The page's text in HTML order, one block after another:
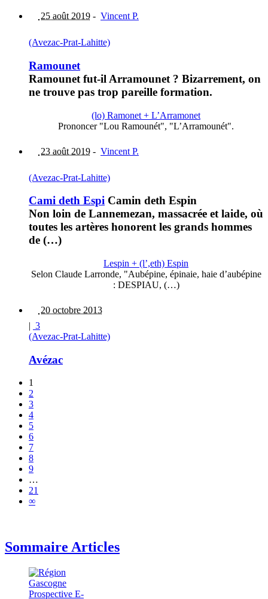
25 août 2019 - Vincent P.
(Avezac-Prat-Lahitte)
Ramounet
Ramounet fut-il Arramounet ? Bizarrement, on
ne trouve pas trop pareille formation.
(lo) Ramonet + L’Arramonet
Prononcer "Lou Ramounét", "L’Arramounét".
23 août 2019 - Vincent P.
(Avezac-Prat-Lahitte)
Cami deth Espi Camin deth Espin
Non loin de Lannemezan, massacrée et laide, où
toutes les artères honorent les grands hommes
de (…)
Lespin + (l’,eth) Espin
Selon Claude Larronde, "Aubépine, épinaie, haie d’aubépine
: DESPIAU, (…)
20 octobre 2013
| 3
(Avezac-Prat-Lahitte)
Avézac
1
2
3
4
5
6
7
8
9
…
21
∞
Sommaire Articles